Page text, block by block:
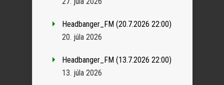
Headbanger_FM (20.7.2026 22:00)
20. júla 2026
Headbanger_FM (13.7.2026 22:00)
13. júla 2026